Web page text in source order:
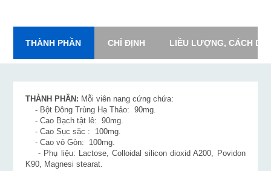
THÀNH PHẦN CHỈ ĐỊNH LIỀU LƯỢNG, CÁCH
THÀNH PHẦN: Mỗi viên nang cứng chứa:
- Bột Đông Trùng Hạ Thảo: 90mg.
- Cao Bạch tật lê: 90mg.
- Cao Sục sặc : 100mg.
- Cao vỏ Gòn: 100mg.
- Phụ liệu: Lactose, Colloidal silicon dioxid A200, Povidon
K90, Magnesi stearat.